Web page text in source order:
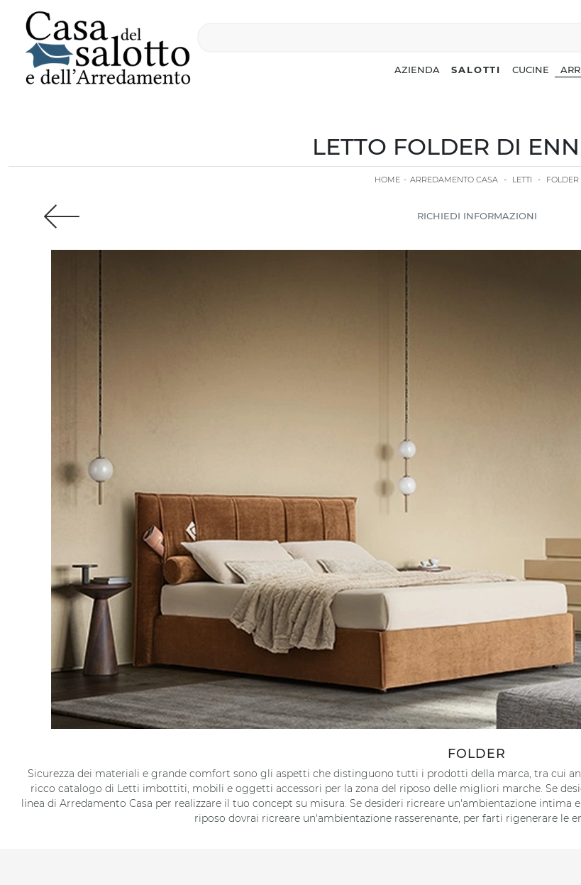
AZIENDA SALOTTI CUCINE
LETTO FOLDER DI
HOME - ARREDAMENTO CASA - LETTI - FOLDER
RICHIEDI INFORMAZIONI
FOLDER
Sicurezza dei materiali e grande comfort sono gli aspetti che distinguono tutti i prodotti della marca, tra cui
ricco catalogo di Letti imbottiti, mobili e oggetti accessori per la zona del riposo delle migliori marche. Se
linea di Arredamento Casa per realizzare il tuo concept su misura. Se desideri ricreare un'ambientazione intima
riposo dovrai ricreare un'ambientazione rasserenante, per farti rigenerare le